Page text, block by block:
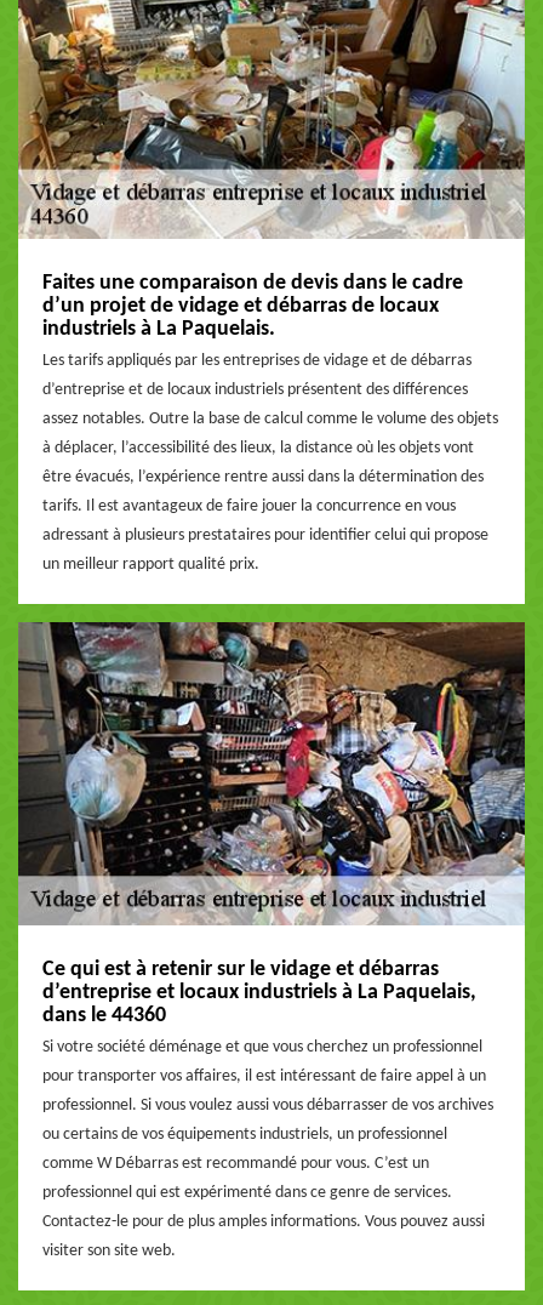
Faites une comparaison de devis dans le cadre
d’un projet de vidage et débarras de locaux
industriels à La Paquelais.
Les tarifs appliqués par les entreprises de vidage et de débarras
d’entreprise et de locaux industriels présentent des différences
assez notables. Outre la base de calcul comme le volume des objets
à déplacer, l’accessibilité des lieux, la distance où les objets vont
être évacués, l’expérience rentre aussi dans la détermination des
tarifs. Il est avantageux de faire jouer la concurrence en vous
adressant à plusieurs prestataires pour identifier celui qui propose
un meilleur rapport qualité prix.
Ce qui est à retenir sur le vidage et débarras
d’entreprise et locaux industriels à La Paquelais,
dans le 44360
Si votre société déménage et que vous cherchez un professionnel
pour transporter vos affaires, il est intéressant de faire appel à un
professionnel. Si vous voulez aussi vous débarrasser de vos archives
ou certains de vos équipements industriels, un professionnel
comme W Débarras est recommandé pour vous. C’est un
professionnel qui est expérimenté dans ce genre de services.
Contactez-le pour de plus amples informations. Vous pouvez aussi
visiter son site web.